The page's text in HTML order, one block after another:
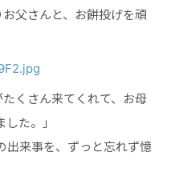
父さんと、お餅投げを頑
くさん来てくれて、お母
た。」
出来事を、ずっと忘れず憶